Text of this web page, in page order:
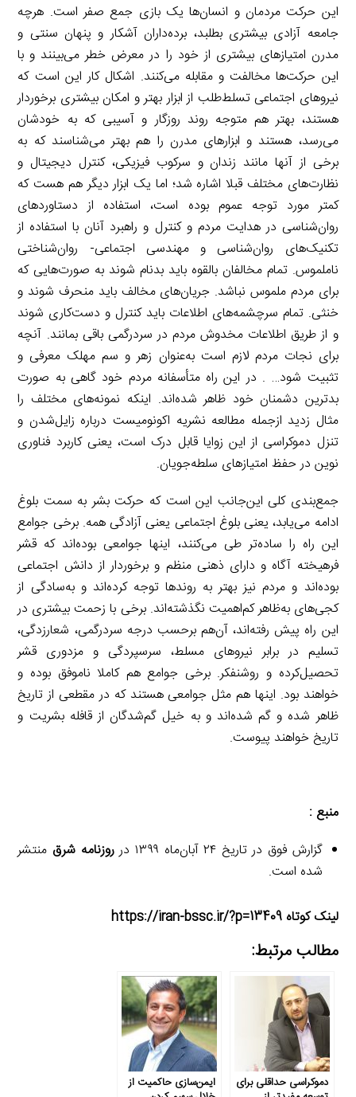
این حرکت مردمان و انسان‌ها یک بازی جمع صفر است. هرچه
جامعه آزادی بیشتری بطلبد، برده‌داران آشکار و پنهان سنتی و
مدرن امتیازهای بیشتری از خود را در معرض خطر می‌بینند و با
این حرکت‌ها مخالفت و مقابله می‌کنند. اشکال کار این است که
نیروهای اجتماعی تسلط‌طلب از ابزار بهتر و امکان بیشتری برخوردار
هستند، بهتر هم متوجه روند روزگار و آسیبی که به خودشان
می‌رسد، هستند و ابزارهای مدرن را هم بهتر می‌شناسند که به
برخی از آنها مانند زندان و سرکوب فیزیکی، کنترل دیجیتال و
نظارت‌های مختلف قبلا اشاره شد؛ اما یک ابزار دیگر هم هست که
کمتر مورد توجه عموم بوده است، استفاده از دستاوردهای
روان‌شناسی در هدایت مردم و کنترل و راهبرد آنان با استفاده از
تکنیک‌های روان‌شناسی و مهندسی اجتماعی- روان‌شناختی
ناملموس. تمام مخالفان بالقوه باید بدنام شوند به صورت‌هایی که
برای مردم ملموس نباشد. جریان‌های مخالف باید منحرف شوند و
خنثی. تمام سرچشمه‌های اطلاعات باید کنترل و دست‌کاری شوند
و از طریق اطلاعات مخدوش مردم در سردرگمی باقی بمانند. آنچه
برای نجات مردم لازم است به‌عنوان زهر و سم مهلک معرفی و
تثبیت شود… . در این راه متأسفانه مردم خود گاهی به صورت
بدترین دشمنان خود ظاهر شده‌اند. اینکه نمونه‌های مختلف را
مثال زدید ازجمله مطالعه نشریه اکونومیست درباره زایل‌شدن و
تنزل دموکراسی از این زوایا قابل درک است، یعنی کاربرد فناوری
نوین در حفظ امتیازهای سلطه‌جویان.
جمع‌بندی کلی این‌جانب این است که حرکت بشر به سمت بلوغ
ادامه می‌یابد، یعنی بلوغ اجتماعی یعنی آزادگی همه. برخی جوامع
این راه را ساده‌تر طی می‌کنند، اینها جوامعی بوده‌اند که قشر
فرهیخته آگاه و دارای ذهنی منظم و برخوردار از دانش اجتماعی
بوده‌اند و مردم نیز بهتر به روندها توجه کرده‌اند و به‌سادگی از
کجی‌های به‌ظاهر کم‌اهمیت نگذشته‌اند. برخی با زحمت بیشتری در
این راه پیش رفته‌اند، آن‌هم برحسب درجه سردرگمی، شعارزدگی،
تسلیم در برابر نیروهای مسلط، سرسپردگی و مزدوری قشر
تحصیل‌کرده و روشنفکر. برخی جوامع هم کاملا ناموفق بوده و
خواهند بود. اینها هم مثل جوامعی هستند که در مقطعی از تاریخ
ظاهر شده و گم شده‌اند و به خیل گم‌شدگان از قافله بشریت و
تاریخ خواهند پیوست.
منبع :
گزارش فوق در تاریخ ۲۴ آبان‌ماه ۱۳۹۹ در
روزنامه شرقمنتشر
شده است.
لینک کوتاه https://iran-bssc.ir/?p=13409
مطالب مرتبط:
دموکراسی حداقلی برای
ایمن‌سازی حاکمیت از